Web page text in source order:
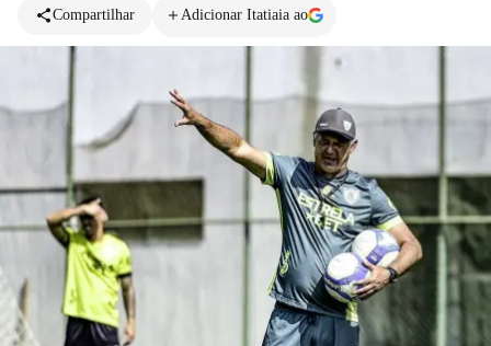
Compartilhar
Adicionar Itatiaia ao